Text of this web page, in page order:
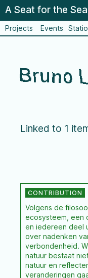
A Seat for the Sea
Projects Events
Bruno
Linked to 1
Volgens de
ecosysteem, een
en iedereen deel
over nadenken
verbondenheid.
natuur bestaat
natuur en
veranderingen